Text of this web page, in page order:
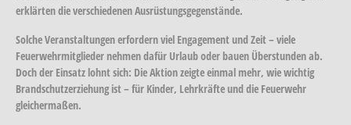
erklärten die verschiedenen Ausrüstungsgegenstände.
Solche Veranstaltungen erfordern viel Engagement und Zeit – viele
Feuerwehrmitglieder nehmen dafür Urlaub oder bauen Überstunden ab.
Doch der Einsatz lohnt sich: Die Aktion zeigte einmal mehr, wie wichtig
Brandschutzerziehung ist – für Kinder, Lehrkräfte und die Feuerwehr
gleichermaßen.